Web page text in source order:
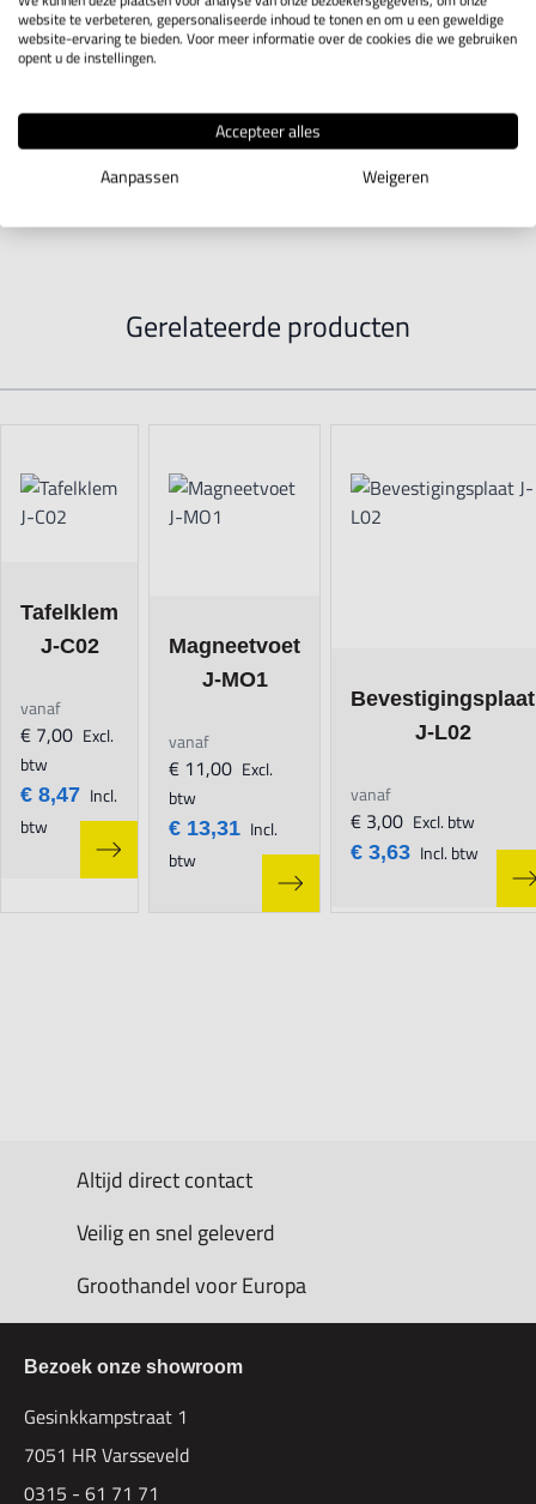
- Aansluitkabel van 1,8mtr met stekker
- met lichtschakelaar
- weinig vibratie in de flexibele arm
Gerelateerde producten
Tafelklem
J-C02
The price depends on the options chosen on the product page
vanaf
€ 8,47 Incl.
btw
€ 7,00 Excl.
btw
Magneetvoet
J-MO1
The price depends on the options chosen on
vanaf
€ 13,31 Incl.
btw
€ 11,00 Excl.
btw
Bevestigingsplaat
J-L02
The price depends on
vanaf
€ 3,63 Incl. btw
€ 3,00 Excl. btw
Altijd direct contact
Veilig en snel geleverd
Groothandel voor Europa
Bezoek onze showroom
Gesinkkampstraat 1
7051 HR Varsseveld
0315 - 61 71 71
website te verbeteren, gepersonaliseerde inhoud te tonen en om u een geweldige
website-ervaring te bieden. Voor meer informatie over de cookies die we gebruiken
opent u de instellingen.
Accepteer alles
Aanpassen
Weigeren